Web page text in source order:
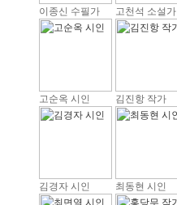
이종신 수필가 고천석 소설가
고순옥 시인 김진항 작가
김경자 시인 최동현 시인